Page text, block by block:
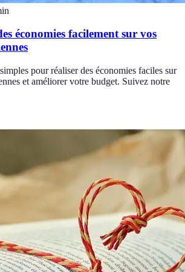
économies facilement sur vos
pour réaliser des économies faciles sur
et améliorer votre budget. Suivez notre